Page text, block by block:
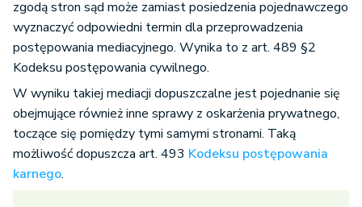
zgodą stron sąd może zamiast posiedzenia pojednawczego
wyznaczyć odpowiedni termin dla przeprowadzenia
postępowania mediacyjnego. Wynika to z art. 489 §2
Kodeksu postępowania cywilnego.
W wyniku takiej mediacji dopuszczalne jest pojednanie się
obejmujące również inne sprawy z oskarżenia prywatnego,
toczące się pomiędzy tymi samymi stronami. Taką
możliwość dopuszcza art. 493 Kodeksu postępowania
karnego.